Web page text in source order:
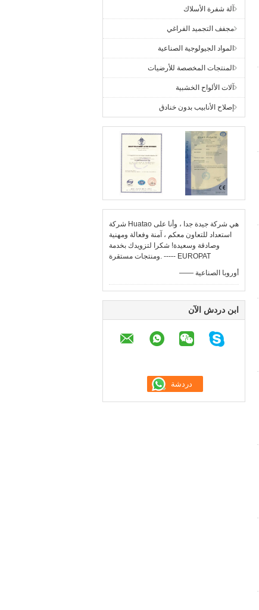
آلة شفرة الأسلاك
مجفف التجميد الفراغي
المواد الجيولوجية الصناعية
المنتجات المخصصة للأرضيات
آلات الألواح الخشبية
إصلاح الأنابيب بدون خنادق
شركة Huatao هي شركة جيدة جدا ، وأنا على
استعداد للتعاون معكم ، آمنة وفعالة ومهنية
وصادقة وسعيدة! شكرا لتزويدك بخدمة
ومنتجات مستقرة. ----- EUROPAT
—— أوروبا الصناعية
ابن دردش الآن